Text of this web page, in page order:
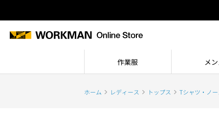
作業服 メ
ホーム レディース トップス Tシャツ・ノ